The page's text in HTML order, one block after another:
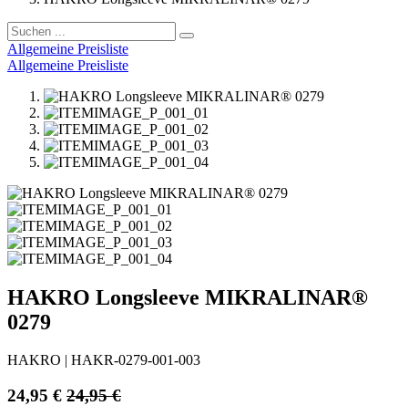
Allgemeine Preisliste
Allgemeine Preisliste
HAKRO Longsleeve MIKRALINAR®
0279
HAKRO HAKR-0279-001-003
24,95 € 24,95€